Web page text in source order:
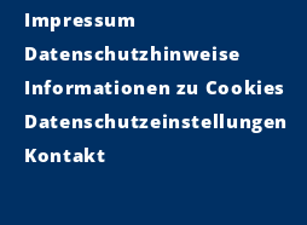
Impressum
Datenschutzhinweise
Informationen zu Cookies
Datenschutzeinstellungen
Kontakt